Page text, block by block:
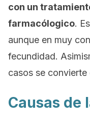
con un
farmacólogico.
aunque en muy
fecundidad.
casos se
Causas de